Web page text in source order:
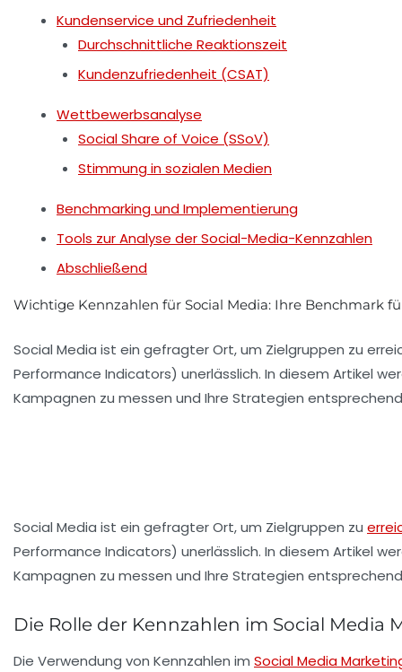
Kundenservice und Zufriedenheit
Durchschnittliche Reaktionszeit
Kundenzufriedenheit (CSAT)
Wettbewerbsanalyse
Social Share of Voice (SSoV)
Stimmung in sozialen Medien
Benchmarking und Implementierung
Tools zur Analyse der Social-Media-Kennzahlen
Abschließend
Wichtige Kennzahlen für Social Media: Ihre Benchmark
Social Media ist ein gefragter Ort, um Zielgruppen zu
Performance Indicators) unerlässlich. In diesem Artikel
Kampagnen zu messen und Ihre Strategien
Social Media ist ein gefragter Ort, um Zielgruppen zu
Performance Indicators) unerlässlich. In diesem Artikel
Kampagnen zu messen und Ihre Strategien
Die Rolle der Kennzahlen im Social Media
Die Verwendung von Kennzahlen im Social Media